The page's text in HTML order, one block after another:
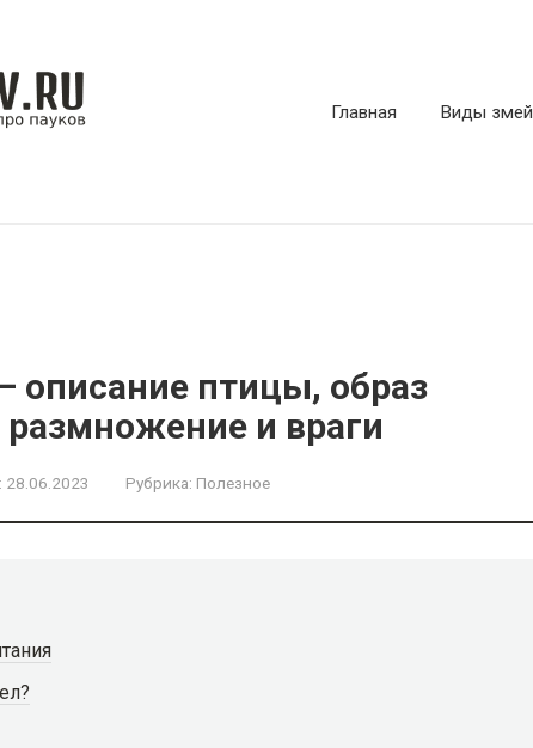
Главная Виды змей
описание птицы, образ
и враги
28.06.2023 Рубрика: Полезное